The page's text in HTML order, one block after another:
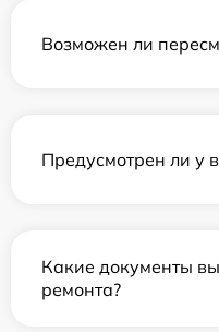
Возможен ли
Предусмотрен ли у
Какие документы
ремонта?